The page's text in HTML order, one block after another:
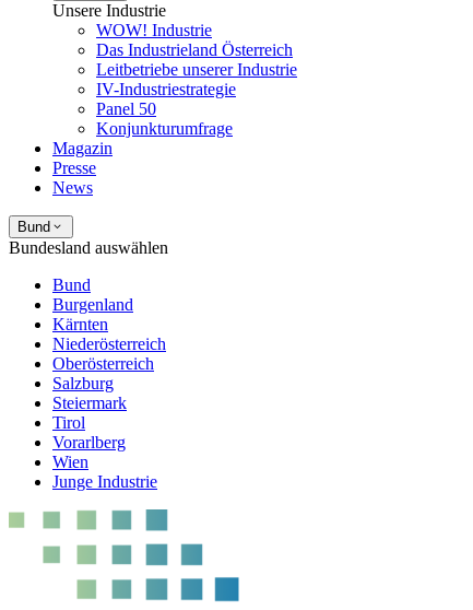
Unsere Industrie
WOW! Industrie
Das Industrieland Österreich
Leitbetriebe unserer Industrie
IV-Industriestrategie
Panel 50
Konjunkturumfrage
Magazin
Presse
News
Bund
Bundesland auswählen
Bund
Burgenland
Kärnten
Niederösterreich
Oberösterreich
Salzburg
Steiermark
Tirol
Vorarlberg
Wien
Junge Industrie